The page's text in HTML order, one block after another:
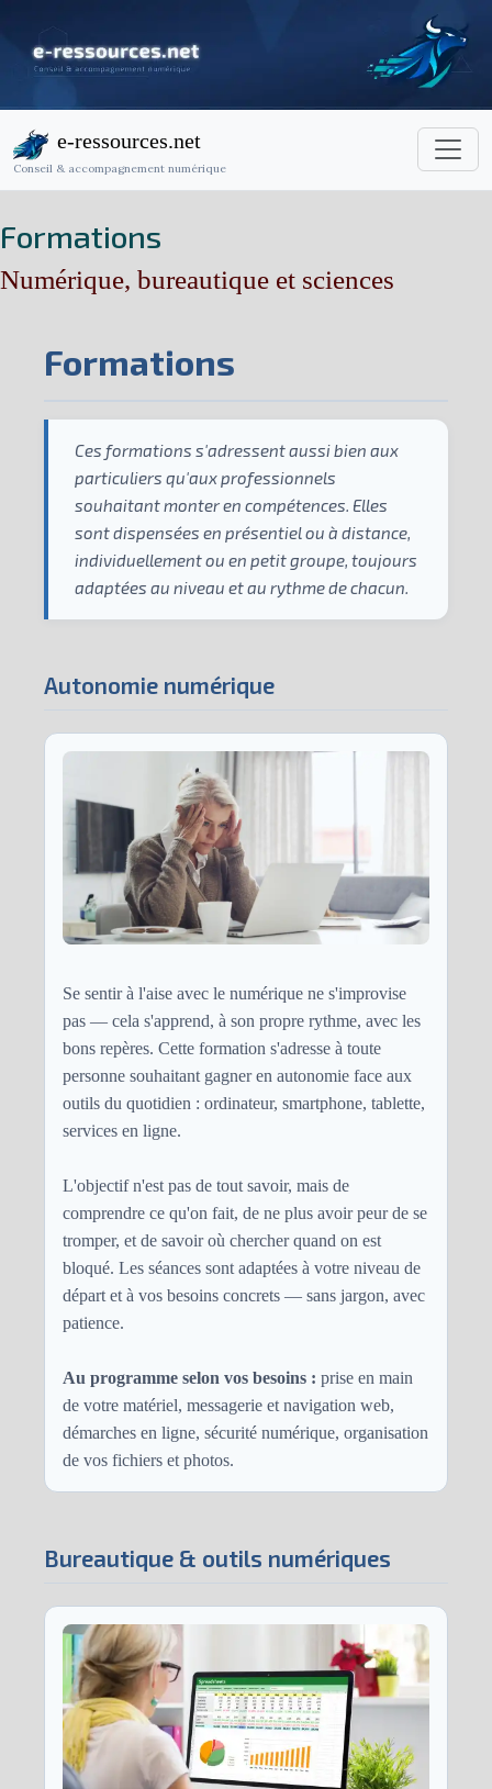
e-ressources.net
Conseil & accompagnement numérique
Formations
Numérique, bureautique et sciences
Formations
Ces formations s'adressent aussi bien aux
particuliers qu'aux professionnels
souhaitant monter en compétences. Elles
sont dispensées en présentiel ou à distance,
individuellement ou en petit groupe, toujours
adaptées au niveau et au rythme de chacun.
Autonomie numérique
Se sentir à l'aise avec le numérique ne s'improvise
pas — cela s'apprend, à son propre rythme, avec les
bons repères. Cette formation s'adresse à toute
personne souhaitant gagner en autonomie face aux
outils du quotidien : ordinateur, smartphone, tablette,
services en ligne.
L'objectif n'est pas de tout savoir, mais de
comprendre ce qu'on fait, de ne plus avoir peur de se
tromper, et de savoir où chercher quand on est
bloqué. Les séances sont adaptées à votre niveau de
départ et à vos besoins concrets — sans jargon, avec
patience.
Au programme selon vos besoins : prise en main
de votre matériel, messagerie et navigation web,
démarches en ligne, sécurité numérique, organisation
de vos fichiers et photos.
Bureautique & outils numériques